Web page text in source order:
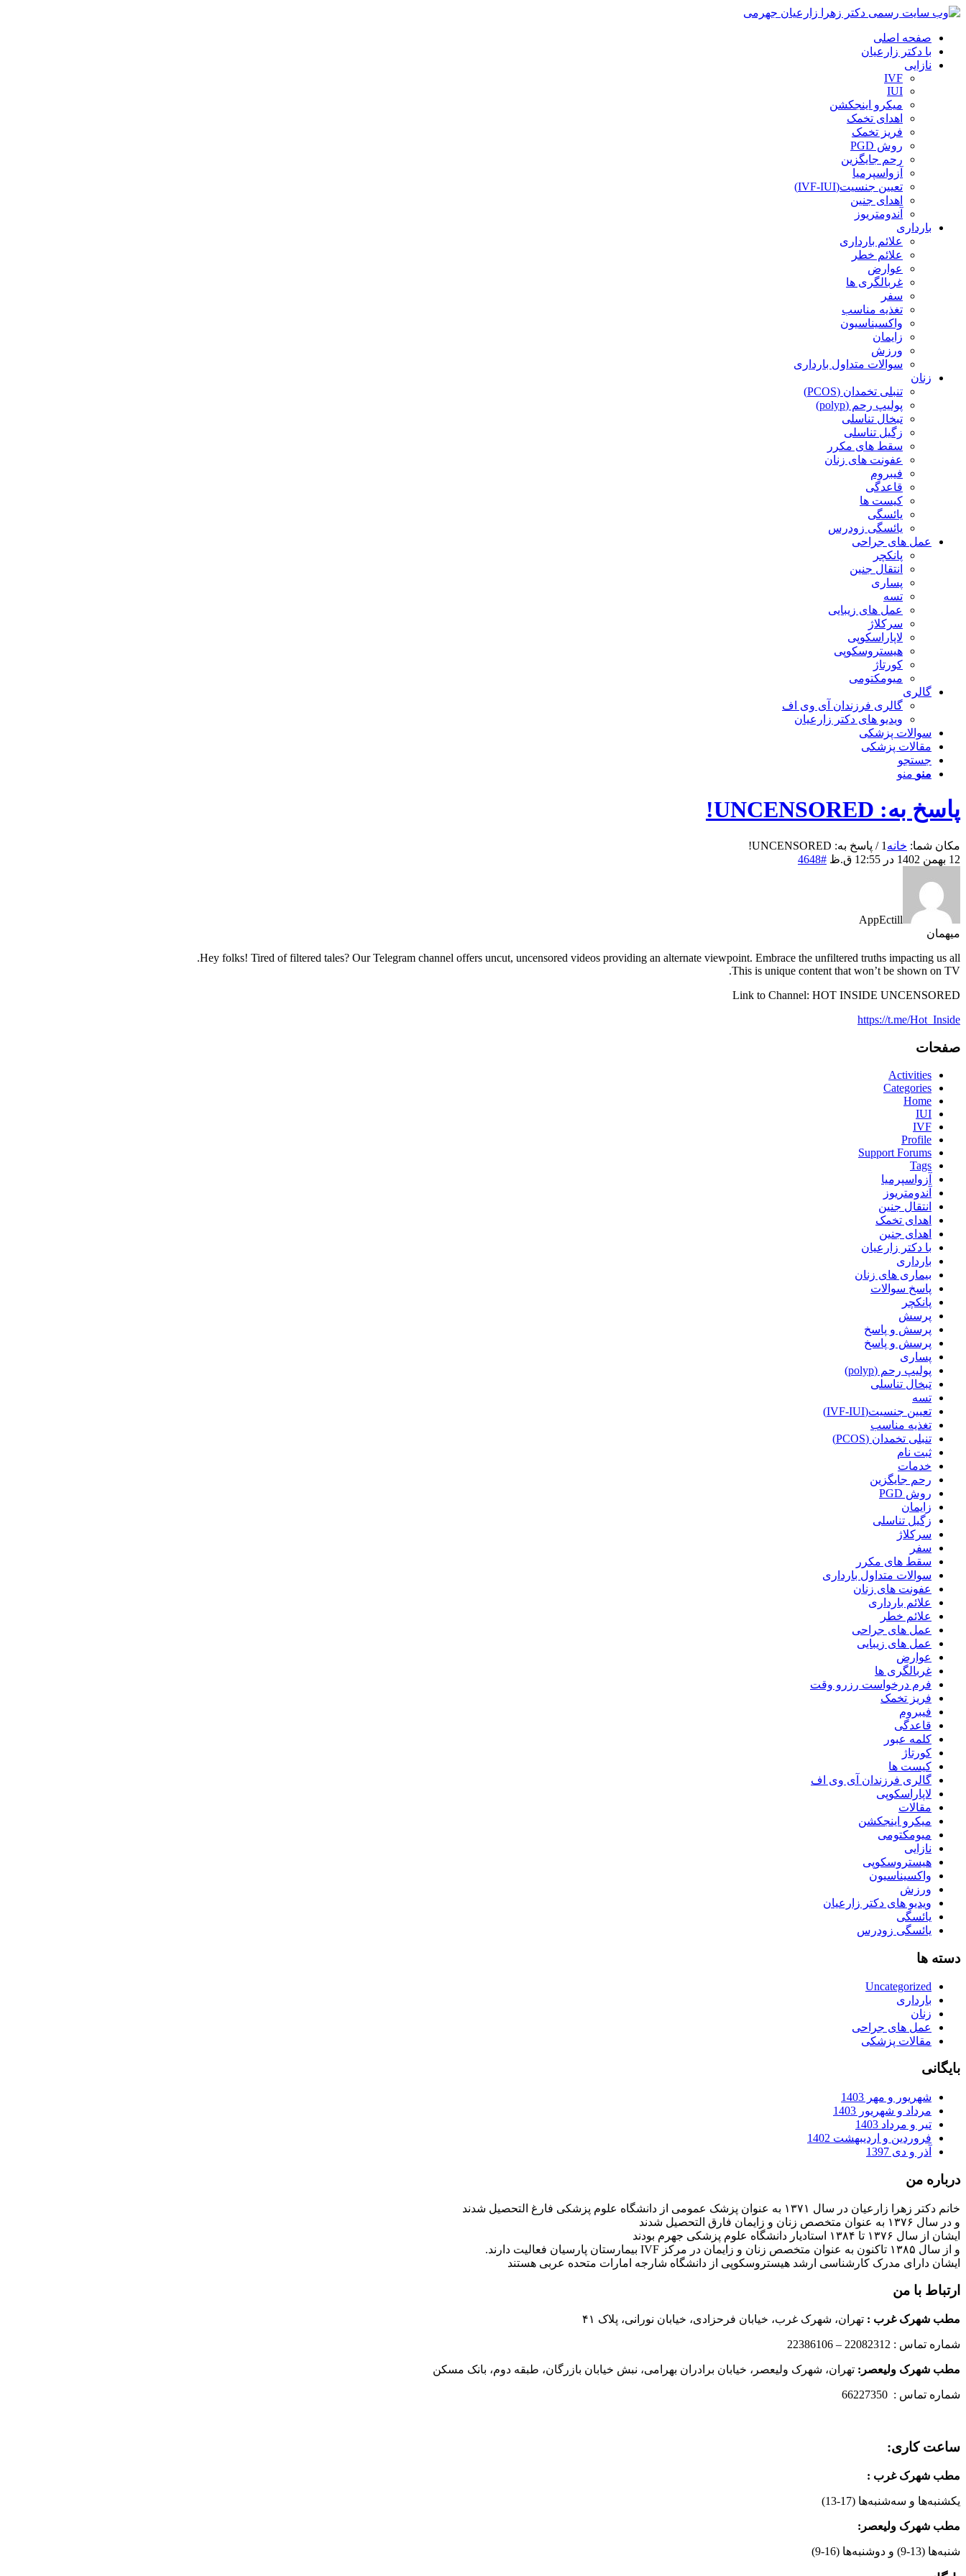
صفحه اصلی
با دکتر زارعیان
نازایی
IVF
IUI
میکرو اینجکشن
اهدای تخمک
فریز تخمک
روش PGD
رحم جایگزین
آزواسپرمیا
تعیین جنسیت(IVF-IUI)
اهدای جنین
آندومتریوز
بارداری
علائم بارداری
علائم خطر
عوارض
غربالگری ها
سفر
تغذیه مناسب
واکسیناسیون
زایمان
ورزش
سوالات متداول بارداری
زنان
تنبلی تخمدان (PCOS)
پولیپ رحم (polyp)
تبخال تناسلی
زگیل تناسلی
سقط های مکرر
عفونت های زنان
فیبروم
قاعدگی
کیست ها
یائسگی
یائسگی زودرس
عمل های جراحی
پانکچر
انتقال جنین
پساری
تسه
عمل های زیبایی
سرکلاژ
لاپاراسکوپی
هیستروسکوپی
کورتاژ
میومکتومی
گالری
گالری فرزندان آی وی اف
ویدیو های دکتر زارعیان
سوالات پزشکی
مقالات پزشکی
جستجو
منو منو
پاسخ به: UNCENSORED!
مکان شما: خانه 1
/ پاسخ به: UNCENSORED!
12 بهمن 1402 در 12:55 ق.ظ
#4648
AppEctill
میهمان
Hey folks! Tired of filtered tales? Our Telegram channel offers uncut, uncensored videos providing an alternate viewpoint. Embrace the unfiltered truths impacting us all.
This is unique content that won’t be shown on TV.
Link to Channel: HOT INSIDE UNCENSORED
https://t.me/Hot_Inside
صفحات
Activities
Categories
Home
IUI
IVF
Profile
Support Forums
Tags
آزواسپرمیا
آندومتریوز
انتقال جنین
اهدای تخمک
اهدای جنین
با دکتر زارعیان
بارداری
بیماری های زنان
پاسخ سوالات
پانکچر
پرسش
پرسش و پاسخ
پرسش و پاسخ
پساری
پولیپ رحم (polyp)
تبخال تناسلی
تسه
تعیین جنسیت(IVF-IUI)
تغذیه مناسب
تنبلی تخمدان (PCOS)
ثبت نام
خدمات
رحم جایگزین
روش PGD
زایمان
زگیل تناسلی
سرکلاژ
سفر
سقط های مکرر
سوالات متداول بارداری
عفونت های زنان
علائم بارداری
علائم خطر
عمل های جراحی
عمل های زیبایی
عوارض
غربالگری ها
فرم درخواست رزرو وقت
فریز تخمک
فیبروم
قاعدگی
کلمه عبور
کورتاژ
کیست ها
گالری فرزندان آی وی اف
لاپاراسکوپی
مقالات
میکرو اینجکشن
میومکتومی
نازایی
هیستروسکوپی
واکسیناسیون
ورزش
ویدیو های دکتر زارعیان
یائسگی
یائسگی زودرس
دسته ها
Uncategorized
بارداری
زنان
عمل های جراحی
مقالات پزشکی
بایگانی
شهریور و مهر 1403
مرداد و شهریور 1403
تیر و مرداد 1403
فروردین و اردیبهشت 1402
آذر و دی 1397
درباره من
خانم دکتر زهرا زارعیان در سال ۱۳۷۱ به عنوان پزشک عمومی از دانشگاه علوم پزشکی فارغ التحصیل شدند
و در سال ۱۳۷۶ به عنوان متخصص زنان و زایمان فارق التحصیل شدند
ایشان از سال ۱۳۷۶ تا ۱۳۸۴ استادیار دانشگاه علوم پزشکی جهرم بودند
و از سال ۱۳۸۵ تاکنون به عنوان متخصص زنان و زایمان در مرکز IVF بیمارستان پارسیان فعالیت دارند.
ایشان دارای مدرک کارشناسی ارشد هیستروسکوپی از دانشگاه شارجه امارات متحده عربی هستند
ارتباط با من
مطب شهرک غرب : تهران، شهرک غرب، خیابان فرحزادی، خیابان نورانی، پلاک ۴۱
شماره تماس : 22082312 – 22386106
مطب شهرک ولیعصر: تهران، شهرک ولیعصر، خیابان برادران بهرامی، نبش خیابان بازرگان، طبقه دوم، بانک مسکن
شماره تماس : 66227350
ساعت کاری:
مطب شهرک غرب :
یکشنبه‌ها و سه‌شنبه‌ها (17-13)
مطب شهرک ولیعصر:
شنبه‌ها (13-9) و دوشنبه‌ها (16-9)